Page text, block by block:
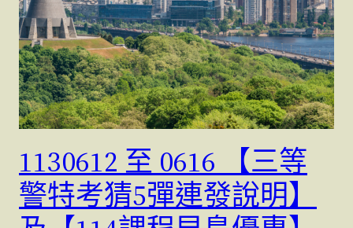
1130612 至 0616 【三等
警特考猜5彈連發說明】